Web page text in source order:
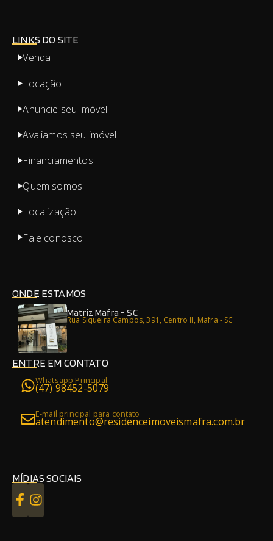
LINKS DO SITE
Venda
Locação
Anuncie seu imóvel
Avaliamos seu imóvel
Financiamentos
Quem somos
Localização
Fale conosco
ONDE ESTAMOS
Matriz Mafra - SC
Rua Siqueira Campos, 391, Centro II, Mafra - SC
ENTRE EM CONTATO
Whatsapp Principal
(47) 98452-5079
E-mail principal para contato
atendimento@residenceimoveismafra.com.br
MÍDIAS SOCIAIS